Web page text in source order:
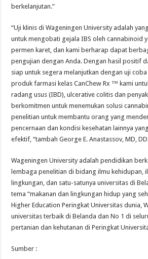
berkelanjutan.”
“Uji klinis di Wageningen University adalah
untuk mengobati gejala IBS oleh cannabinoid
permen karet, dan kami berharap dapat
pengujian dengan Anda. Dengan hasil positif
siap untuk segera melanjutkan dengan uji
produk farmasi kelas CanChew Rx ™ kami
radang usus (IBD), ulcerative colitis dan
berkomitmen untuk menemukan solusi
penelitian untuk membantu orang yang
pencernaan dan kondisi kesehatan lainnya
efektif, “tambah George E. Anastassov, MD,
Wageningen University adalah pendidikan
lembaga penelitian di bidang ilmu kehidupan,
lingkungan, dan satu-satunya universitas di
tema “makanan dan lingkungan hidup yang
Higher Education Peringkat Universitas dunia,
universitas terbaik di Belanda dan No 1 di
pertanian dan kehutanan di Peringkat
Sumber :